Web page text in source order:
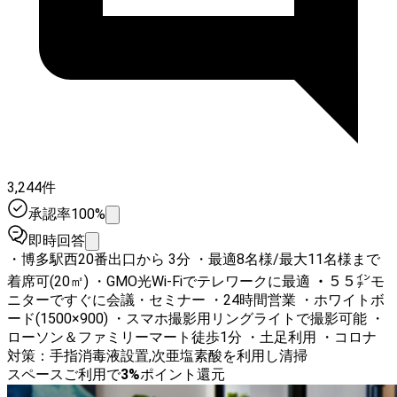
3,244件
承認率100%
即時回答
・博多駅西20番出口から 3分 ・最適8名様/最大11名様まで
着席可(20㎡) ・GMO光Wi-Fiでテレワークに最適 ・５５㌅モ
ニターですぐに会議・セミナー ・24時間営業 ・ホワイトボ
ード(1500×900) ・スマホ撮影用リングライトで撮影可能 ・
ローソン＆ファミリーマート徒歩1分 ・土足利用 ・コロナ
対策：手指消毒液設置,次亜塩素酸を利用し清掃
スペースご利用で3%ポイント還元